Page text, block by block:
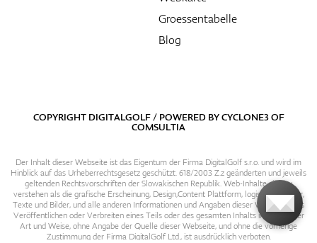
Groessentabelle
Blog
COPYRIGHT DIGITALGOLF / POWERED BYCYCLONE3OF
COMSULTIA
Der Inhalt dieser Webseite ist das Eigentum der Firma DigitalGolf s.r.o. und wird im
Hinblick auf das Urheberrechtsgesetz geschützt. 618/2003 Z.z geänderten und jeweils
geltenden Rechtsvorschriften der Slowakischen Republik. Web-Inhalte sind zu
verstehen als die grafische Erscheinung, Design,Content Plattform, logische Struktur,
Texte und Bilder, und alle anderen Informationen und Angaben dieser Webseite. Das
Veröffentlichen oder Verbreiten eines Teils oder des gesamten Inhalts in irgendeiner
Art und Weise, ohne Angabe der Quelle dieser Webseite, und ohne die vorherige
Zustimmung der Firma DigitalGolf Ltd., ist ausdrücklich verboten.